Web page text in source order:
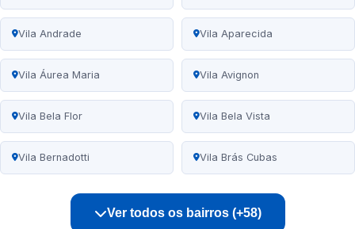
Vila Andrade Vila Aparecida
Vila Áurea Maria Vila Avignon
Vila Bela Flor Vila Bela Vista
Vila Bernadotti Vila Brás Cubas
Ver todos os bairros (+58)